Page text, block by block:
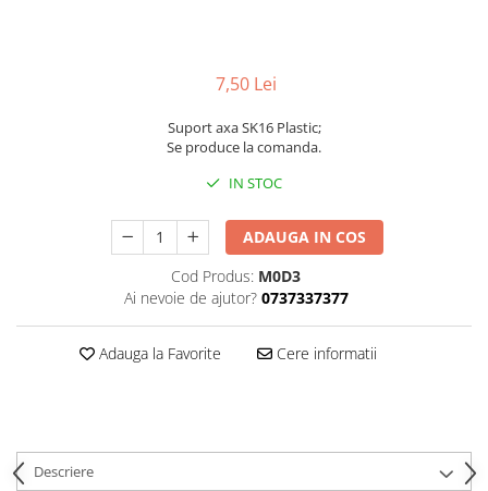
7,50 Lei
Suport axa SK16 Plastic;
Se produce la comanda.
IN STOC
ADAUGA IN COS
Cod Produs: M0D3
Ai nevoie de ajutor? 0737337377
Adauga la Favorite Cere informatii
Descriere